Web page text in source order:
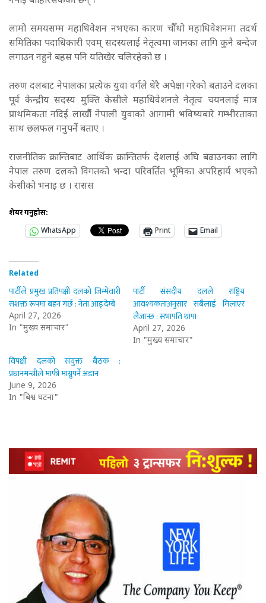
लामो समयसम्म महाधिवेशन नभएका कारण चौँथो महाधिवेशनमा तदर्थ
समितिका पदाधिकारी एवम् सदस्यलाई नेतृत्वमा जानका लागि कुनै बन्देज
लगाउन नहुने बहस पनि यतिखेर चलिरहेको छ ।
तरुण दलबाट नेपालका प्रत्येक युवा वर्गले धेरै अपेक्षा गरेको बताउने दलका
पूर्व केन्द्रीय सदस्य मुक्ति केसीले महाधिवेशनले नेतृत्व चयनलाई मात्र
प्राथमिकता नदिई लाखौंँ नेपाली युवाको आगामी भविष्यबारे गम्भीरताका
साथ छलफल गनुपर्ने बताए ।
राजनीतिक क्रान्तिबाट आर्थिक क्रान्तितर्फ देशलाई अघि बढाउनका लागि
नेपाल तरुण दलको विगतको भन्दा परिवर्तित भूमिका अपरिहार्य भएको
केसीको भनाइ छ । रासस
शेयर गर्नुहोस:
WhatsApp
Print Email
Related
पार्टीले प्रमुख प्रतिपक्षी दलको जिम्मेवारी
सशक्त रूपमा बहन गर्छ : नेता आङ्देम्बे
April 27, 2026
In "मुख्य समाचार"
पार्टी संसदीय दलले राष्ट्रिय
आवश्यकताअनुसार सबैलाई मिलाएर
लैजान्छ : सभापति थापा
April 27, 2026
In "मुख्य समाचार"
विपक्षी दलको संयुक्त बैठक :
प्रधानमन्त्रीले माफी माग्नुपर्ने अडान
June 9, 2026
In "बिश्व घटना"